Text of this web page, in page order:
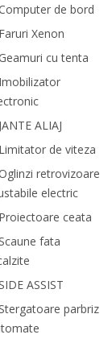
de bord
Faruri Xenon
Geamuri cu tenta
Imobilizator
JANTE ALIAJ
Limitator de viteza
retrovizoare
electric
Proiectoare ceata
Scaune fata
SIDE ASSIST
Stergatoare parbriz